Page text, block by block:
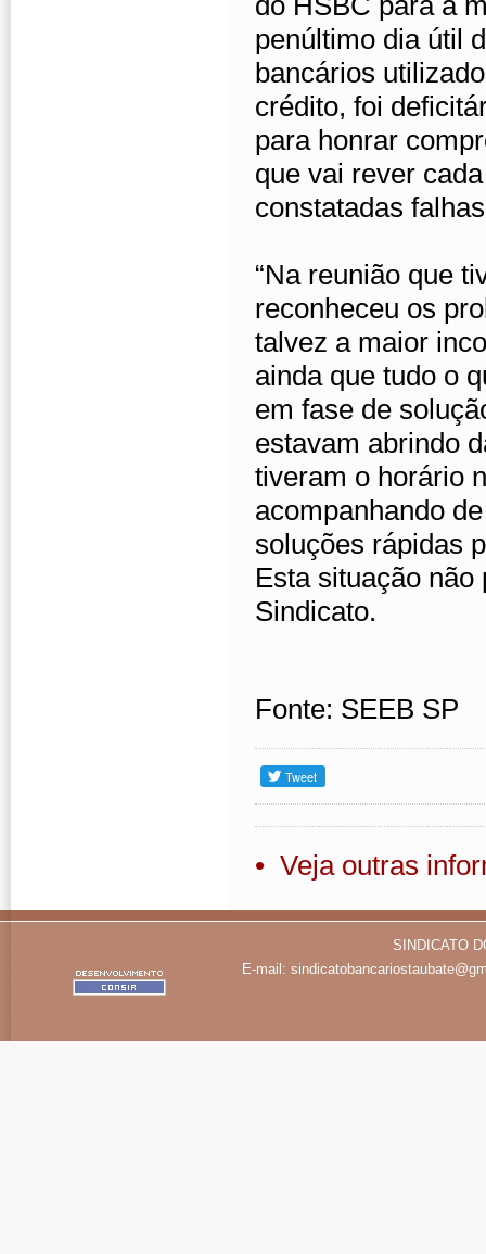
penúltimo dia útil
bancários
crédito, foi
para honrar
que vai rever
constatadas
“Na reunião que
reconheceu os
talvez a maior
ainda que tudo o
em fase de
estavam abrindo
tiveram o horário
acompanhando
soluções rápidas
Esta situação não
Sindicato.
Fonte: SEEB SP
• Veja outras
SINDICATO
E-mail: